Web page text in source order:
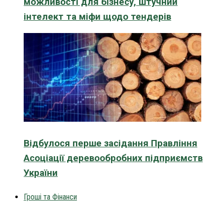
інтелект та міфи щодо тендерів
Відбулося перше засідання Правління
Асоціації деревообробних підприємств
України
Гроші та Фінанси